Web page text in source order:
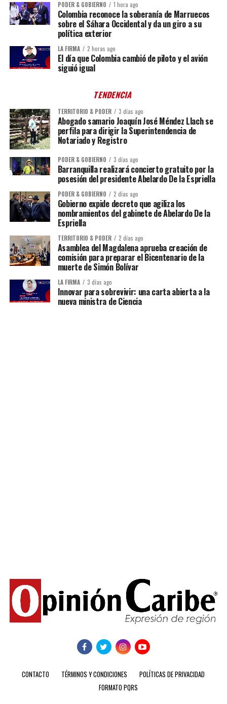
PODER & GOBIERNO 1 hora ago
Colombia reconoce la soberanía de Marruecos
sobre el Sáhara Occidental y da un giro a su
política exterior
LA FIRMA 2 horas ago
El día que Colombia cambió de piloto y el avión
siguió igual
TENDENCIA
TERRITORIO & PODER 3 días ago
Abogado samario Joaquín José Méndez Llach se
perfila para dirigir la Superintendencia de
Notariado y Registro
PODER & GOBIERNO 3 días ago
Barranquilla realizará concierto gratuito por la
posesión del presidente Abelardo De la Espriella
PODER & GOBIERNO 2 días ago
Gobierno expide decreto que agiliza los
nombramientos del gabinete de Abelardo De la
Espriella
TERRITORIO & PODER 2 días ago
Asamblea del Magdalena aprueba creación de
comisión para preparar el Bicentenario de la
muerte de Simón Bolívar
LA FIRMA 3 días ago
Innovar para sobrevivir: una carta abierta a la
nueva ministra de Ciencia
CONTACTO TÉRMINOS Y CONDICIONES
POLÍTICAS DE PRIVACIDAD
FORMATO PQRS